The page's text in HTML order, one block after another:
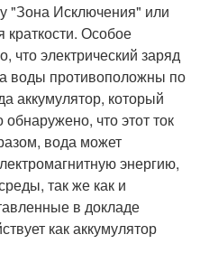
"Зона Исключения" или
краткости. Особое
что электрический заряд
воды противоположны по
аккумулятор, который
что этот ток
вода может
энергию,
так же как и
в докладе
как аккумулятор